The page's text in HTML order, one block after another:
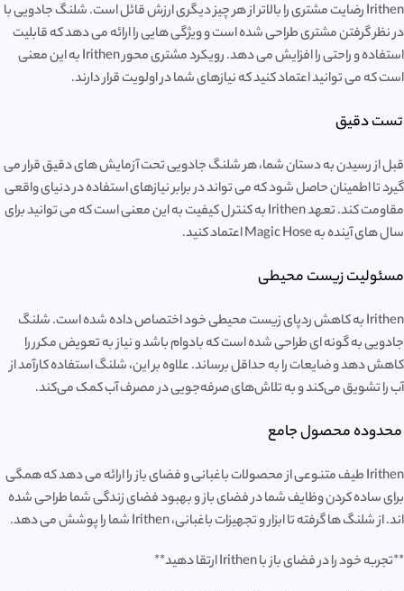
Irithen رضایت مشتری را بالاتر از هر چیز دیگری ارزش قائل است. شلنگ جادویی با
در نظر گرفتن مشتری طراحی شده است و ویژگی هایی را ارائه می دهد که قابلیت
استفاده و راحتی را افزایش می دهد. رویکرد مشتری محور Irithen به این معنی
است که می توانید اعتماد کنید که نیازهای شما در اولویت قرار دارند.
تست دقیق
قبل از رسیدن به دستان شما، هر شلنگ جادویی تحت آزمایش های دقیق قرار می
گیرد تا اطمینان حاصل شود که می تواند در برابر نیازهای استفاده در دنیای واقعی
مقاومت کند. تعهد Irithen به کنترل کیفیت به این معنی است که می توانید برای
سال های آینده به Magic Hose اعتماد کنید.
مسئولیت زیست محیطی
Irithen به کاهش ردپای زیست محیطی خود اختصاص داده شده است. شلنگ
جادویی به گونه ای طراحی شده است که بادوام باشد و نیاز به تعویض مکرر را
کاهش دهد و ضایعات را به حداقل برساند. علاوه بر این، شلنگ استفاده کارآمد از
آب را تشویق می‌کند و به تلاش‌های صرفه‌جویی در مصرف آب کمک می‌کند.
محدوده محصول جامع
Irithen طیف متنوعی از محصولات باغبانی و فضای باز را ارائه می دهد که همگی
برای ساده کردن وظایف شما در فضای باز و بهبود فضای زندگی شما طراحی شده
اند. از شلنگ ها گرفته تا ابزار و تجهیزات باغبانی، Irithen شما را پوشش می دهد.
**تجربه خود را در فضای باز با Irithen ارتقا دهید**